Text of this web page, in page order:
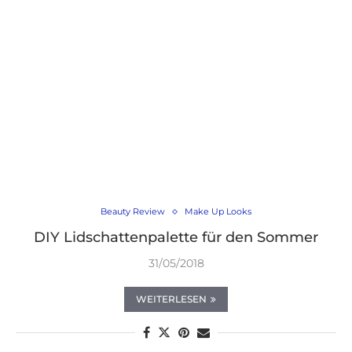
Beauty Review Make Up Looks
DIY Lidschattenpalette für den Sommer
31/05/2018
WEITERLESEN